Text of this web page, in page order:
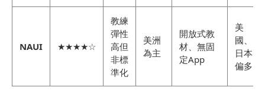
NAUI ★★★★☆
教練
彈性
高但
非標
準化
美洲
為主
開放式教
材、無固
定App
美
國、
日本
偏多